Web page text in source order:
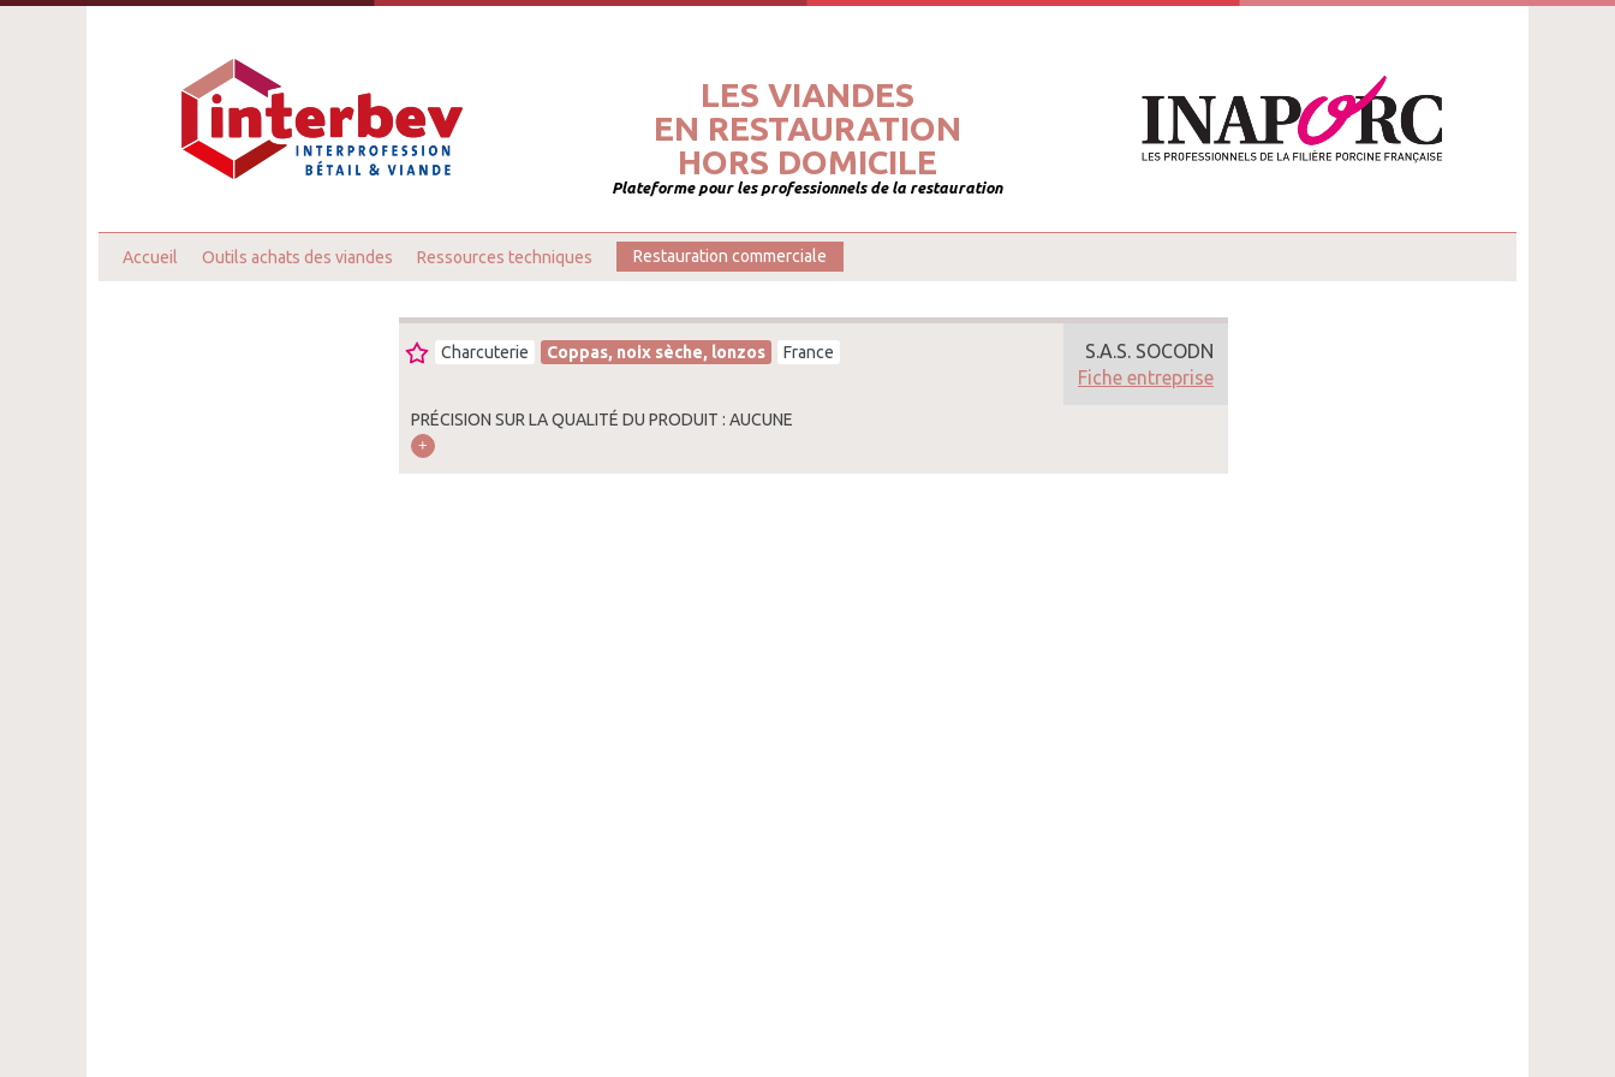
LES VIANDES
EN RESTAURATION
HORS DOMICILE
Plateforme pour les professionnels de la restauration
Accueil Outils achats des viandes Ressources techniques Restauration commerciale
Charcuterie Coppas, noix sèche, lonzos France
PRÉCISION SUR LA QUALITÉ DU PRODUIT : AUCUNE
S.A.S. SOCODN
Fiche entreprise